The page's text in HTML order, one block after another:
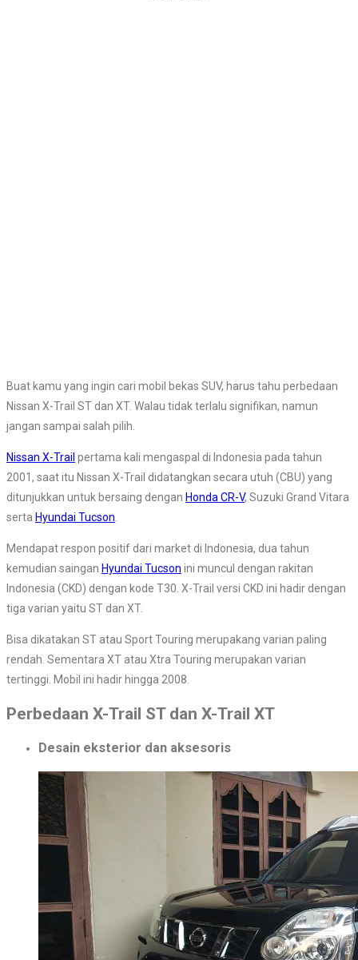
Buat kamu yang ingin cari mobil bekas SUV, harus tahu perbedaan
Nissan X-Trail ST dan XT. Walau tidak terlalu signifikan, namun
jangan sampai salah pilih.
Nissan X-Trail pertama kali mengaspal di Indonesia pada tahun
2001, saat itu Nissan X-Trail didatangkan secara utuh (CBU) yang
ditunjukkan untuk bersaing dengan Honda CR-V, Suzuki Grand Vitara
serta Hyundai Tucson.
Mendapat respon positif dari market di Indonesia, dua tahun
kemudian saingan Hyundai Tucson ini muncul dengan rakitan
Indonesia (CKD) dengan kode T30. X-Trail versi CKD ini hadir dengan
tiga varian yaitu ST dan XT.
Bisa dikatakan ST atau Sport Touring merupakang varian paling
rendah. Sementara XT atau Xtra Touring merupakan varian
tertinggi. Mobil ini hadir hingga 2008.
Perbedaan X-Trail ST dan X-Trail XT
Desain eksterior dan aksesoris